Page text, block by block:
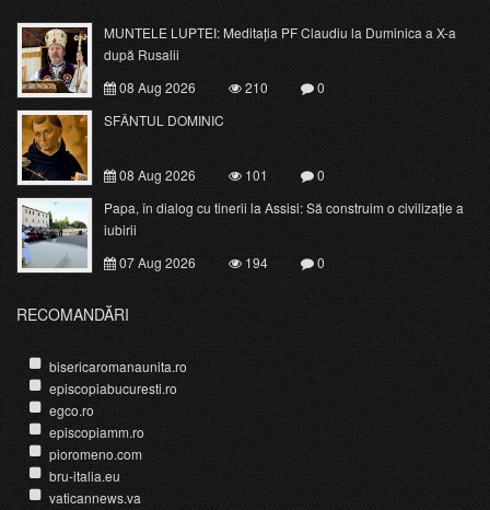
MUNTELE LUPTEI: Meditația PF Claudiu la Duminica a X-a
după Rusalii
08 Aug 2026
210
0
SFÂNTUL DOMINIC
08 Aug 2026 101
0
Papa, în dialog cu tinerii la Assisi: Să construim o civilizație a
iubirii
07 Aug 2026
194 0
RECOMANDĂRI
bisericaromanaunita.ro
episcopiabucuresti.ro
egco.ro
episcopiamm.ro
pioromeno.com
bru-italia.eu
vaticannews.va